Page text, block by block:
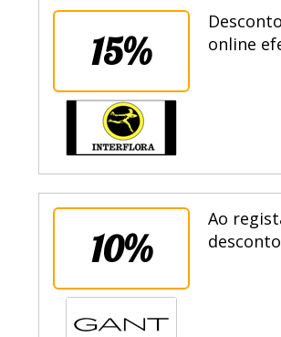
15%
online
10%
Ao